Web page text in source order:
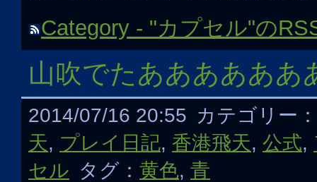
Category - "カプセル"の
山吹でたああああああ
2014/07/16 20:55 カテゴリー：
天, プレイ日記, 香港飛天, 公式,
セル タグ： 黄色, 青